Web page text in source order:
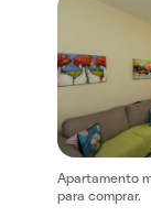
Apartamento
para comprar.